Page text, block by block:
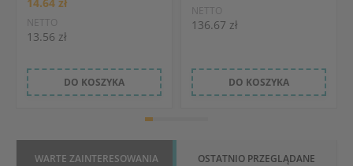
NETTO
13.56 zł
DO KOSZYKA
NETTO
136.67 zł
DO KOSZYKA
WARTE ZAINTERESOWANIA OSTATNIO PRZEGLĄDANE